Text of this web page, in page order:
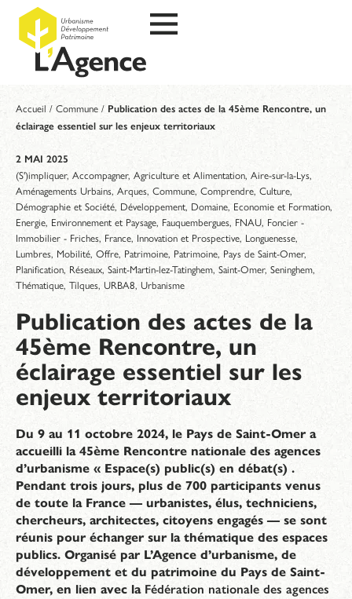
Accueil / Commune / Publication des actes de la 45ème Rencontre, un
éclairage essentiel sur les enjeux territoriaux
2 MAI 2025
(S')impliquer, Accompagner, Agriculture et Alimentation, Aire-sur-la-Lys,
Aménagements Urbains, Arques, Commune, Comprendre, Culture,
Démographie et Société, Développement, Domaine, Economie et Formation,
Energie, Environnement et Paysage, Fauquembergues, FNAU, Foncier -
Immobilier - Friches, France, Innovation et Prospective, Longuenesse,
Lumbres, Mobilité, Offre, Patrimoine, Patrimoine, Pays de Saint-Omer,
Planification, Réseaux, Saint-Martin-lez-Tatinghem, Saint-Omer, Seninghem,
Thématique, Tilques, URBA8, Urbanisme
Publication des actes de la
45ème Rencontre, un
éclairage essentiel sur les
enjeux territoriaux
Du 9 au 11 octobre 2024, le Pays de Saint-Omer a
accueilli la 45ème Rencontre nationale des agences
d’urbanisme « Espace(s) public(s) en débat(s) .
Pendant trois jours, plus de 700 participants venus
de toute la France — urbanistes, élus, techniciens,
chercheurs, architectes, citoyens engagés — se sont
réunis pour échanger sur la thématique des espaces
publics. Organisé par L’Agence d’urbanisme, de
développement et du patrimoine du Pays de Saint-
Omer, en lien avec la Fédération nationale des agences